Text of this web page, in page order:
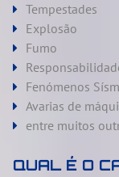
Tempestades
Explosão
Fumo
Fenómenos
Avarias de
entre muitos
QUAL É O